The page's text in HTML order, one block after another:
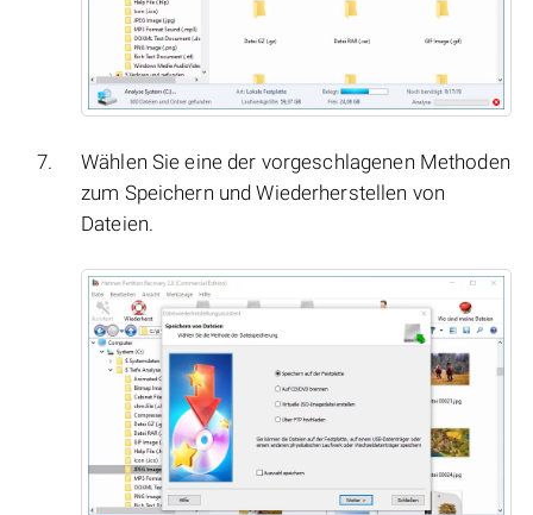
Wählen Sie eine der vorgeschlagenen Methoden
zum Speichern und Wiederherstellen von
Dateien.